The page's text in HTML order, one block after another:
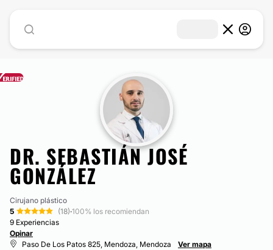
DR. SEBASTIÁN JOSÉ
GONZÁLEZ
Cirujano plástico
5
(18)·100% los recomiendan
9 Experiencias
Opinar
Paso De Los Patos 825, Mendoza, Mendoza
Ver mapa